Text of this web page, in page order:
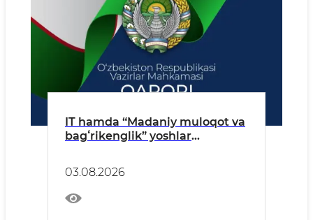
IT hamda “Madaniy muloqot va
bagʻrikenglik” yoshlar
03.08.2026